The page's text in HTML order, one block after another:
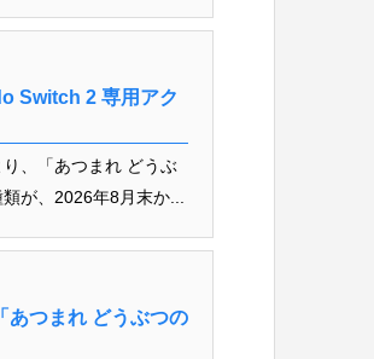
Switch 2 専用アク
、「あつまれ どうぶ
が、2026年8月末か...
あつまれ どうぶつの